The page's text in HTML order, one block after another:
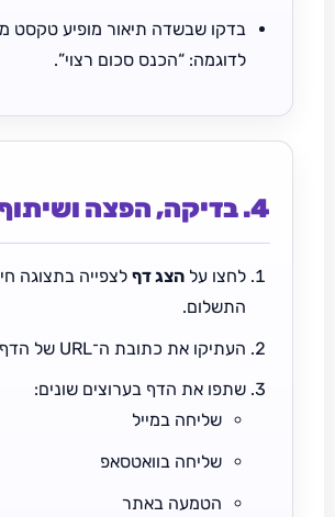
בדקו שבשדה תיאור מופיע טקסט
לדוגמה: “הכנס סכום רצוי”.
4. בדיקה, הפצה ושיתוף
לחצו על הצג דף לצפייה בתצוגה
התשלום.
העתיקו את כתובת ה־URL של הדף.
שתפו את הדף בערוצים שונים:
שליחה במייל
שליחה בוואטסאפ
הטמעה באתר